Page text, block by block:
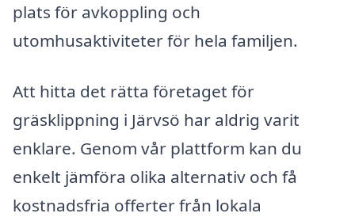
plats för avkoppling och
utomhusaktiviteter för hela familjen.
Att hitta det rätta företaget för
gräsklippning i Järvsö har aldrig varit
enklare. Genom vår plattform kan du
enkelt jämföra olika alternativ och få
kostnadsfria offerter från lokala